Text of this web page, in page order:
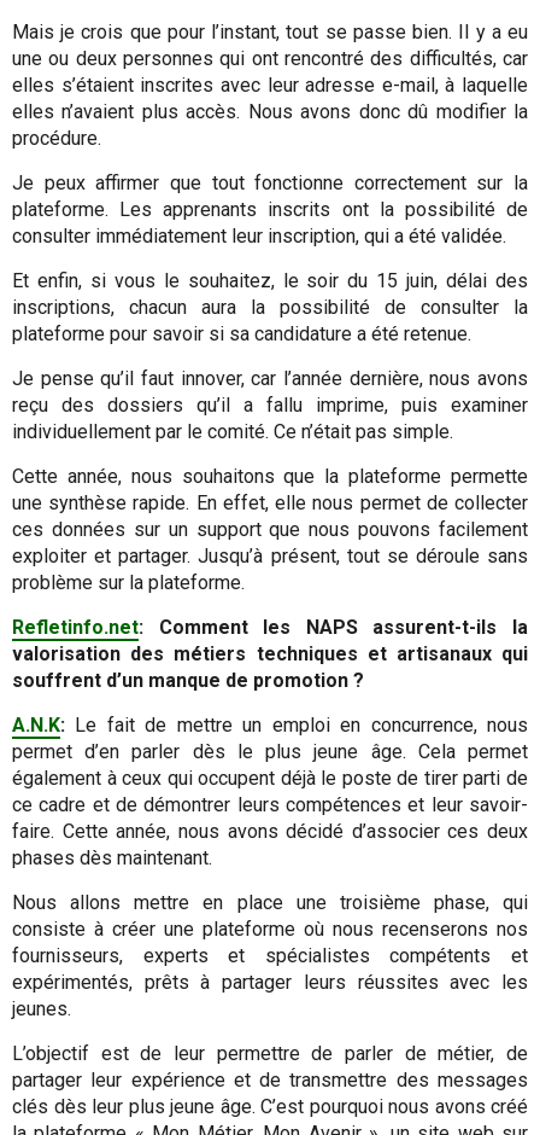
Mais je crois que pour l’instant, tout se passe bien. Il y a eu
une ou deux personnes qui ont rencontré des difficultés, car
elles s’étaient inscrites avec leur adresse e-mail, à laquelle
elles n’avaient plus accès. Nous avons donc dû modifier la
procédure.
Je peux affirmer que tout fonctionne correctement sur la
plateforme. Les apprenants inscrits ont la possibilité de
consulter immédiatement leur inscription, qui a été validée.
Et enfin, si vous le souhaitez, le soir du 15 juin, délai des
inscriptions, chacun aura la possibilité de consulter la
plateforme pour savoir si sa candidature a été retenue.
Je pense qu’il faut innover, car l’année dernière, nous avons
reçu des dossiers qu’il a fallu imprime, puis examiner
individuellement par le comité. Ce n’était pas simple.
Cette année, nous souhaitons que la plateforme permette
une synthèse rapide. En effet, elle nous permet de collecter
ces données sur un support que nous pouvons facilement
exploiter et partager. Jusqu’à présent, tout se déroule sans
problème sur la plateforme.
Refletinfo.net: Comment les NAPS assurent-t-ils la
valorisation des métiers techniques et artisanaux qui
souffrent d’un manque de promotion ?
A.N.K: Le fait de mettre un emploi en concurrence, nous
permet d’en parler dès le plus jeune âge. Cela permet
également à ceux qui occupent déjà le poste de tirer parti de
ce cadre et de démontrer leurs compétences et leur savoir-
faire. Cette année, nous avons décidé d’associer ces deux
phases dès maintenant.
Nous allons mettre en place une troisième phase, qui
consiste à créer une plateforme où nous recenserons nos
fournisseurs, experts et spécialistes compétents et
expérimentés, prêts à partager leurs réussites avec les
jeunes.
L’objectif est de leur permettre de parler de métier, de
partager leur expérience et de transmettre des messages
clés dès leur plus jeune âge. C’est pourquoi nous avons créé